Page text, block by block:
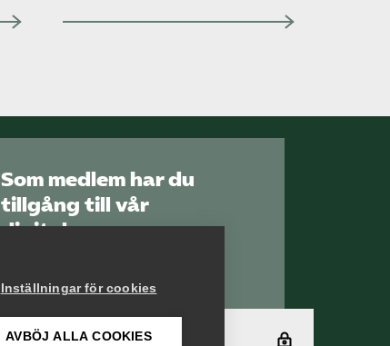
Som medlem har du
tillgång till vår
digitala
Arbetsgivarguiden
Logga in
Inställningar för cookies
AVBÖJ ALLA COOKIES